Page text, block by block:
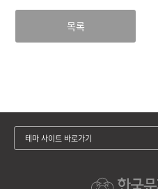
목록
테마 사이트 바로가기